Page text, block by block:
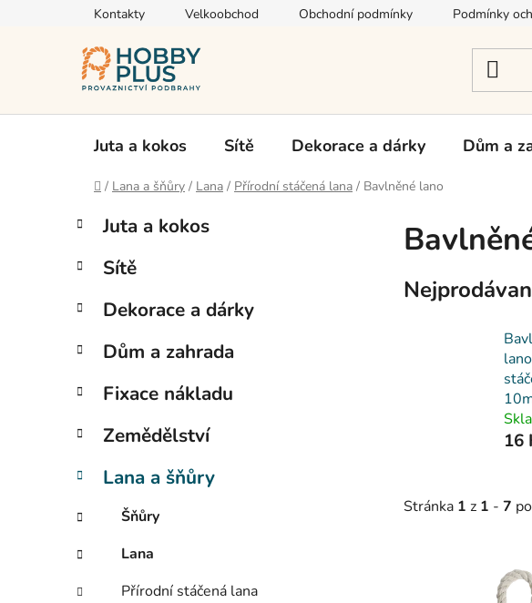
Kontakty Velkoobchod Obchodní podmínky Podmínky
Juta a kokos Sítě Dekorace a dárky Dům a
Domů
/ Lana a šňůry / Lana / Přírodní stáčená lana / Bavlněné lano
P
s
r
n
n
í
p
n
l
Přeskočit
kategorie
K
a
e
o
i
Juta a kokos
Sítě
Dekorace a dárky
Dům a zahrada
Fixace nákladu
Zemědělství
Lana a šňůry
Šňůry
Lana
Přírodní stáčená lana
lano
16
Stránka 1 z 1 - 7